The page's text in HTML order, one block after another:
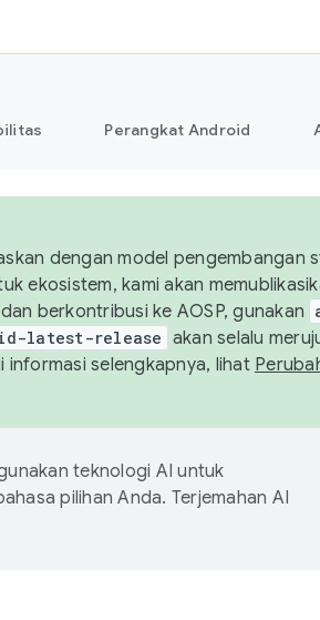
Perangkat Android
dengan model pengembangan
ekosistem, kami akan
berkontribusi ke AOSP, gunakan
latest-release akan selalu
informasi selengkapnya, lihat
teknologi AI untuk
pilihan Anda. Terjemahan AI